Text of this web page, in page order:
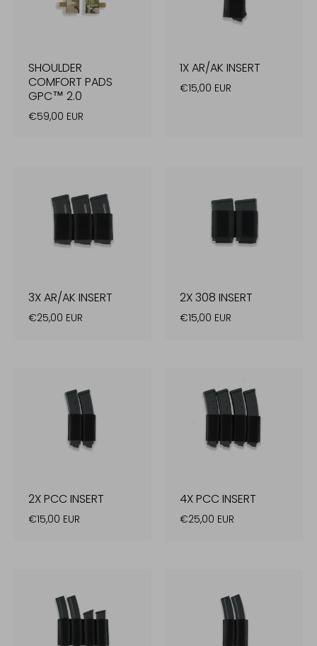
SHOULDER
COMFORT PADS
GPC™ 2.0
€59,00 EUR
1X AR/AK INSERT
€15,00 EUR
3X AR/AK INSERT
€25,00 EUR
2X 308 INSERT
€15,00 EUR
2X PCC INSERT
€15,00 EUR
4X PCC INSERT
€25,00 EUR